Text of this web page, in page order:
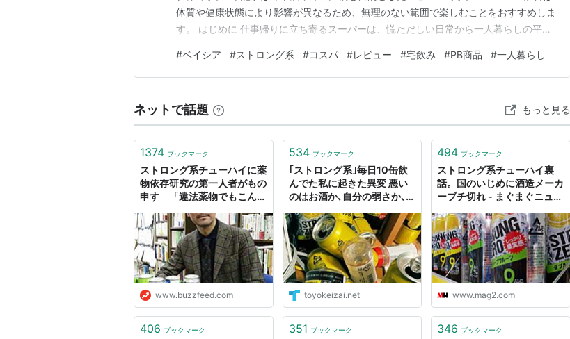
体質や健康状態により影響が異なるため、無理のない範囲で楽しむことをおすすめしま
す。 はじめに 仕事帰りに立ち寄るスーパーは、慌ただしい日常から一人暮らしの平穏
揃えで私たちの生活に欠かせない存在ですよね。 サラリーマンとして一日の業務を終
えた夜、喉を鳴らして飲みたくなるのがストロング系。今…
#ベイシア #ストロング系 #コスパ #レビュー #宅飲み #PB商品 #一人暮らし
ネットで話題 もっと見る
1374 ブックマーク
ストロング系チューハイに薬
物依存研究の第一人者がもの
申す 「違法薬物でもこんな
www.buzzfeed.com
534 ブックマーク
｢ストロング系｣毎日10缶飲
んでた私に起きた異変 悪い
のはお酒か､自分の弱さか､コ
toyokeizai.net
494 ブックマーク
ストロング系チューハイ裏
話。国のいじめに酒造メーカ
ーブチ切れ - まぐまぐニュー
www.mag2.com
406 ブックマーク 351 ブックマーク 346 ブックマーク